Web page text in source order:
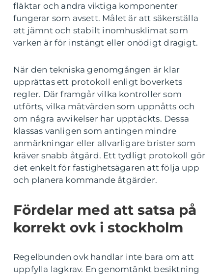
fläktar och andra viktiga komponenter
fungerar som avsett. Målet är att säkerställa
ett jämnt och stabilt inomhusklimat som
varken är för instängt eller onödigt dragigt.
När den tekniska genomgången är klar
upprättas ett protokoll enligt boverkets
regler. Där framgår vilka kontroller som
utförts, vilka mätvärden som uppnåtts och
om några avvikelser har upptäckts. Dessa
klassas vanligen som antingen mindre
anmärkningar eller allvarligare brister som
kräver snabb åtgärd. Ett tydligt protokoll gör
det enkelt för fastighetsägaren att följa upp
och planera kommande åtgärder.
Fördelar med att satsa på
korrekt ovk i stockholm
Regelbunden ovk handlar inte bara om att
uppfylla lagkrav. En genomtänkt besiktning